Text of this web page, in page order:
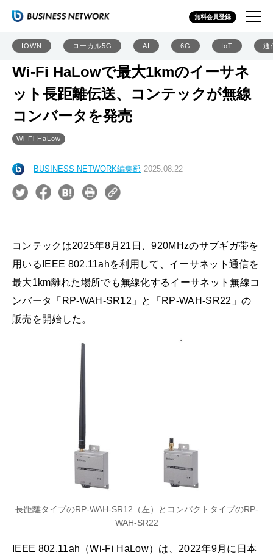
無料会員登録
IOWN ローカル5G AI 6G IoT 通
Wi-Fi HaLowで最大1kmのイーサネ
ット長距離伝送、コンテックが無線
コンバータを発売
Wi-Fi HaLow
BUSINESS NETWORK編集部 2025.08.22
コンテックは2025年8月21日、920MHzのサブギガ帯を
用いるIEEE 802.11ahを利用して、イーサネット通信を
最大1km離れた場所でも無線化するイーサネット無線コ
ンバータ「RP-WAH-SR12」と「RP-WAH-SR22」の
販売を開始した。
長距離タイプのRP-WAH-SR12（左）とコンパクトタイプのRP-
WAH-SR22
IEEE 802.11ah（Wi-Fi HaLow）は、2022年9月に日本